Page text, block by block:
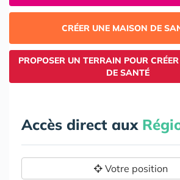
CRÉER UNE MAISON DE
PROPOSER UN TERRAIN POUR
DE SANTÉ
Accès direct aux
Votre position